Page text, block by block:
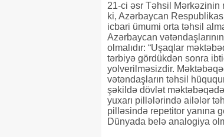
21-ci əsr Təhsil Mərkəzinin
ki, Azərbaycan
icbari ümumi orta təhsil
Azərbaycan
olmalıdır: “Uşaqlar
tərbiyə gördükdən sonra
yolverilməsizdir.
vətəndaşların təhsil
şəkildə dövlət
yuxarı pillələrində ailələr
pilləsində repetitor yanına
Dünyada belə analogiya